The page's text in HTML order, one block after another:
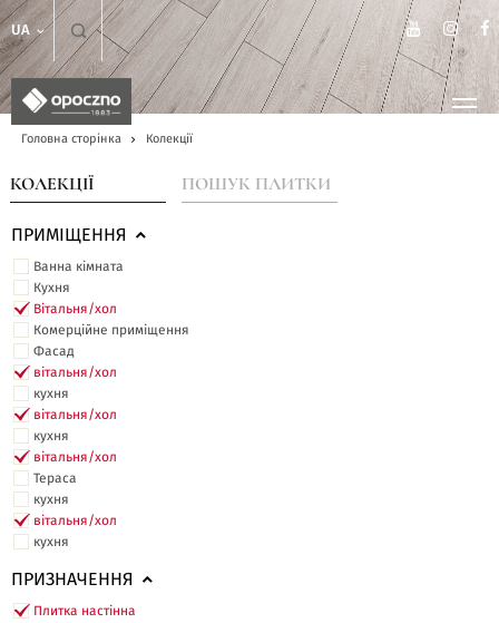
UA
Головна сторінка Колекції
КОЛЕКЦІЇ ПОШУК ПЛИТКИ
ПРИМІЩЕННЯ
Ванна кімната
Кухня
Вітальня/хол
Комерційне приміщення
Фасад
вітальня/хол
кухня
вітальня/хол
кухня
вітальня/хол
Тераса
кухня
вітальня/хол
кухня
ПРИЗНАЧЕННЯ
Плитка настінна